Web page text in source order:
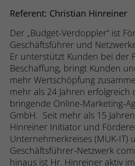
Referent: Christian Hinreiner
Der „Budget-Verdoppler“ ist
Geschäftsführer und
Er unterstützt Kunden bei der
Beschaffung, bringt Kunden
mehr Wertschöpfung
mehr als 24 Jahren erfolgreich
bringende Online-Marketing-
GmbH. Seit mehr als 15
Hinreiner Initiator und
Unternehmerkreises (MUK-IT)
Geschäftsführer-Netzwerk
hinaus ist Hr. Hinreiner aktiv
Anbieter Hubspot
Laufzeit
Zweck
Cookie als
Website-
Verbindung
Name
Laufzeit 1 Tag
Zweck
Wird von
Name _li_id.be66
Anbieter Leadinfo
Laufzeit Dauerhaft
Zweck n.n.
Laufzeit 1 Tag
Zweck
Erfasst
des
und welche
ist die
nach
Lage, damit
ihre
können, um
zu
Name __hssrc